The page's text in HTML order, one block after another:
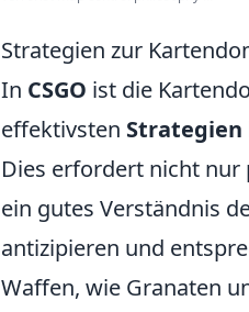
Strategien zur
In CSGO ist die
effektivsten Strategien
Dies erfordert nicht nur
ein gutes Verständnis
antizipieren und
Waffen, wie Granaten